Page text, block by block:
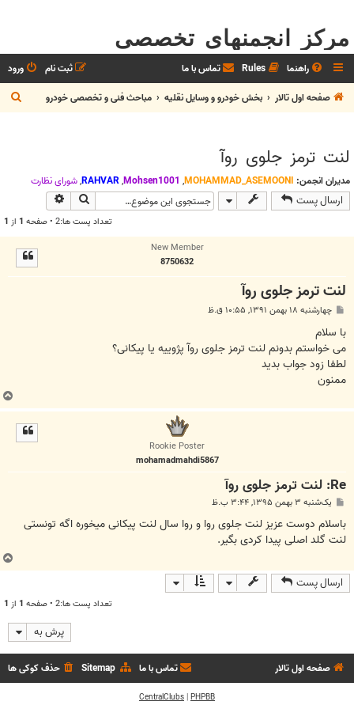
مرکز انجمنهای تخصصی
راهنما Rules تماس با ما ورود
ثبت نام
صفحه اول تالار
بخش خودرو و وسايل نقليه مباحث فنی و تخصصی خودرو
س
لنت ترمز جلوی روآ
مدیران انجمن: MOHAMMAD_ASEMOONI
,
Mohsen1001
,
RAHVAR
,شوراي نظارت
ارسال پست جستجو
تعداد پست ها:2 • صفحه 1 از 1
New Member
8750632
لنت ترمز جلوی روآ
س
ت
چهارشنبه ۱۸ بهمن ۱۳۹۱, ۱۰:۵۵ ق.ظ
با سلام
می خواستم بدونم لنت ترمز جلوی روآ پژوییه یا پیکانی؟
لطفا زود جواب بدید
ممنون
Rookie Poster
mohamadmahdi5867
Re: لنت ترمز جلوی روآ
ت
یک‌شنبه ۳ بهمن ۱۳۹۵, ۳:۴۴ ب.ظ
باسلام دوست عزیز لنت جلوی روا و روا سال لنت پیکانی میخوره اگه تونستی
لنت گلد اصلی پیدا کردی بگیر.
ارسال پست
تعداد پست ها:2 • صفحه 1 از 1
پرش به
صفحه اول تالار حذف کوکی ها Sitemap تماس با ما
PHPBB
|
CentralClubs